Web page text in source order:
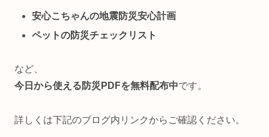
安心こちゃんの地震防災安心計画
ペットの防災チェックリスト
など、
今日から使える防災PDFを無料配布中です。
詳しくは下記のブログ内リンクからご確認ください。